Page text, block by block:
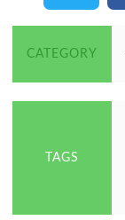
CATEGORY
TAGS